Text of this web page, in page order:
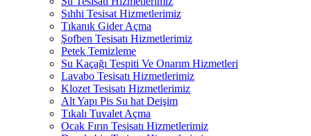
Sıhhi Tesisat Hizmetlerimiz
Tıkanık Gider Açma
Şofben Tesisatı Hizmetlerimiz
Petek Temizleme
Su Kaçağı Tespiti Ve Onarım Hizmetleri
Lavabo Tesisatı Hizmetlerimiz
Klozet Tesisatı Hizmetlerimiz
Alt Yapı Pis Su hat Deişim
Tıkalı Tuvalet Açma
Ocak Fırın Tesisatı Hizmetlerimiz